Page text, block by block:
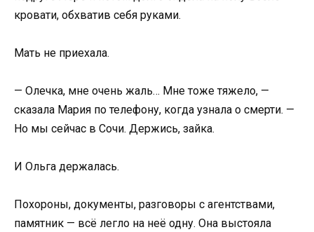
кровати, обхватив себя руками.
Мать не приехала.
— Олечка, мне очень жаль… Мне тоже тяжело, —
сказала Мария по телефону, когда узнала о смерти. —
Но мы сейчас в Сочи. Держись, зайка.
И Ольга держалась.
Похороны, документы, разговоры с агентствами,
памятник — всё легло на неё одну. Она выстояла